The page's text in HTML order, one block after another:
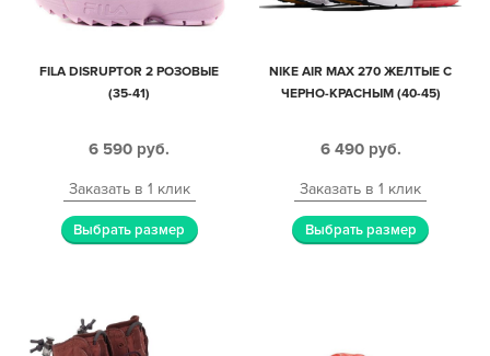
FILA DISRUPTOR 2 РОЗОВЫЕ
(35-41)
6 590 руб.
Заказать в 1 клик
Выбрать размер
NIKE AIR MAX 270 ЖЕЛТЫЕ С
ЧЕРНО-КРАСНЫМ (40-45)
6 490 руб.
Заказать в 1 клик
Выбрать размер